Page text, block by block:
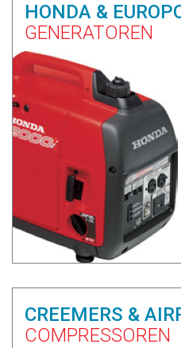
HONDA &
GENERATOREN
CREEMERS &
COMPRESSOREN